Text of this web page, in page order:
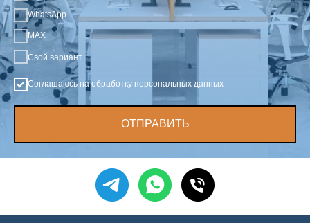
WhatsApp
MAX
Свой вариант
Соглашаюсь на обработку персональных данных
ОТПРАВИТЬ